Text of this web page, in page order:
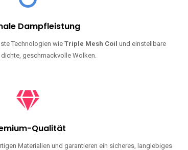
Dampfleistung
Technologien wie Triple Mesh Coil und einstellbare
geschmackvolle Wolken.
Qualität
Materialien und garantieren ein sicheres, langlebiges